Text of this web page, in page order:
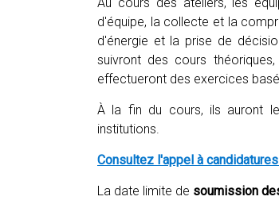
d'équipe, la collecte et la
d'énergie et la prise de
suivront des cours
effectueront des exercices
À la fin du cours, ils auront
institutions.
Consultez l'appel à
La date limite de soumission